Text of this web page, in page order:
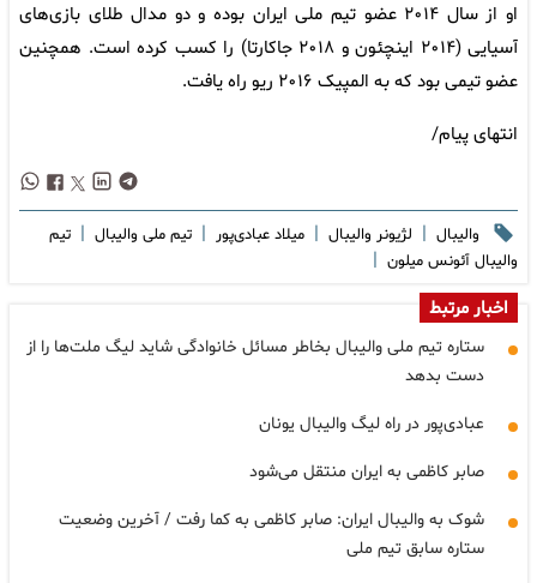
او از سال ۲۰۱۴ عضو تیم ملی ایران بوده و دو مدال طلای بازی‌های
آسیایی (۲۰۱۴ اینچئون و ۲۰۱۸ جاکارتا) را کسب کرده است. همچنین
عضو تیمی بود که به المپیک ۲۰۱۶ ریو راه یافت.
انتهای پیام/
والیبال | لژیونر والیبال | میلاد عبادی‌پور | تیم ملی والیبال | تیم
والیبال آئونس میلون |
اخبار مرتبط
ستاره تیم ملی والیبال بخاطر مسائل خانوادگی شاید لیگ ملت‌ها را از
دست بدهد
عبادی‌پور در راه لیگ والیبال یونان
صابر کاظمی به ایران منتقل می‌شود
شوک به والیبال ایران: صابر کاظمی به کما رفت / آخرین وضعیت
ستاره سابق تیم ملی